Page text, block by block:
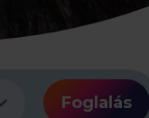
Foglalás